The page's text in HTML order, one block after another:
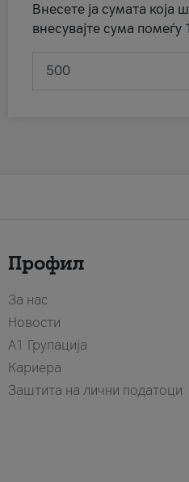
Внесете ја сумата која
внесувајте сума
Профил
За нас
Новости
А1 Групација
Кариера
Заштита на лични податоци